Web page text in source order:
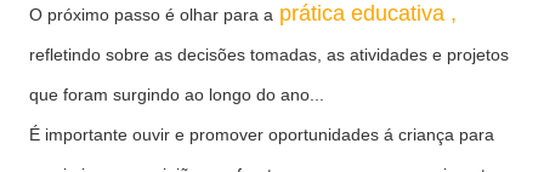
O próximo passo é olhar para a prática educativa ,
refletindo sobre as decisões tomadas, as atividades e projetos
que foram surgindo ao longo do ano...
É importante ouvir e promover oportunidades á criança para